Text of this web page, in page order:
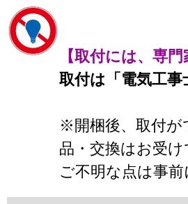
【取付には、専
取付は「電気工
※開梱後、取付が
品・交換はお受け
ご不明な点は事